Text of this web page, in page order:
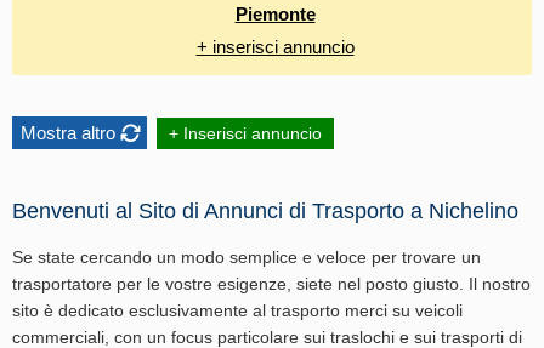
Piemonte
+ inserisci annuncio
Mostra altro + Inserisci annuncio
Benvenuti al Sito di Annunci di Trasporto a Nichelino
Se state cercando un modo semplice e veloce per trovare un
trasportatore per le vostre esigenze, siete nel posto giusto. Il nostro
sito è dedicato esclusivamente al trasporto merci su veicoli
commerciali, con un focus particolare sui traslochi e sui trasporti di